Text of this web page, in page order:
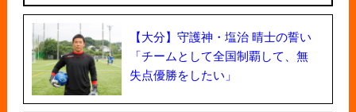
【大分】守護神・塩治 晴士の誓い
「チームとして全国制覇して、無
失点優勝をしたい」